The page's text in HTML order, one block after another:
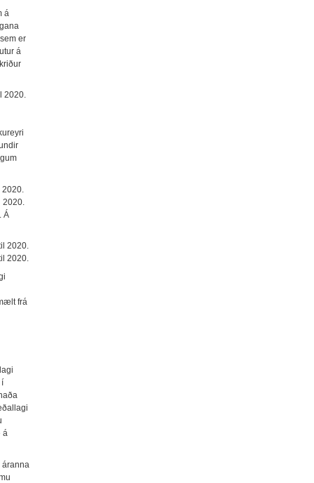
á
er
á
2020.
Á
2020.
2020.
frá
í
á
áranna